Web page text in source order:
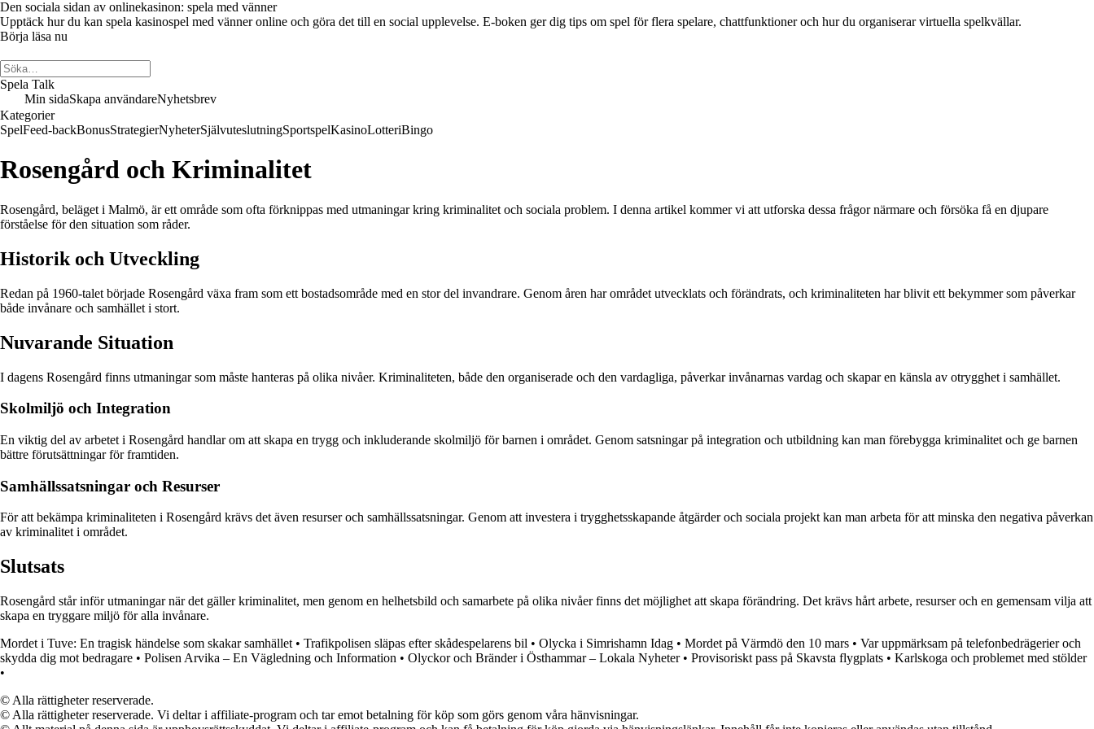
Den sociala sidan av onlinekasinon: spela med vänner
Upptäck hur du kan spela kasinospel med vänner online och göra det till en social upplevelse. E-boken ger dig tips om spel för flera spelare, chattfunktioner och hur du organiserar virtuella spelkvällar.
Börja läsa nu
Spela Talk
Min sidaSkapa användareNyhetsbrev
Kategorier
SpelFeed-backBonusStrategierNyheterSjälvuteslutningSportspelKasinoLotteriBingo
Rosengård och Kriminalitet
Rosengård, beläget i Malmö, är ett område som ofta förknippas med utmaningar kring kriminalitet och sociala problem. I denna artikel kommer vi att utforska dessa frågor närmare och försöka få en djupare
förståelse för den situation som råder.
Historik och Utveckling
Redan på 1960-talet började Rosengård växa fram som ett bostadsområde med en stor del invandrare. Genom åren har området utvecklats och förändrats, och kriminaliteten har blivit ett bekymmer som påverkar
både invånare och samhället i stort.
Nuvarande Situation
I dagens Rosengård finns utmaningar som måste hanteras på olika nivåer. Kriminaliteten, både den organiserade och den vardagliga, påverkar invånarnas vardag och skapar en känsla av otrygghet i samhället.
Skolmiljö och Integration
En viktig del av arbetet i Rosengård handlar om att skapa en trygg och inkluderande skolmiljö för barnen i området. Genom satsningar på integration och utbildning kan man förebygga kriminalitet och ge barnen
bättre förutsättningar för framtiden.
Samhällssatsningar och Resurser
För att bekämpa kriminaliteten i Rosengård krävs det även resurser och samhällssatsningar. Genom att investera i trygghetsskapande åtgärder och sociala projekt kan man arbeta för att minska den negativa påverkan
av kriminalitet i området.
Slutsats
Rosengård står inför utmaningar när det gäller kriminalitet, men genom en helhetsbild och samarbete på olika nivåer finns det möjlighet att skapa förändring. Det krävs hårt arbete, resurser och en gemensam vilja att
skapa en tryggare miljö för alla invånare.
Mordet i Tuve: En tragisk händelse som skakar samhället • Trafikpolisen släpas efter skådespelarens bil • Olycka i Simrishamn Idag • Mordet på Värmdö den 10 mars • Var uppmärksam på telefonbedrägerier och
skydda dig mot bedragare • Polisen Arvika – En Vägledning och Information • Olyckor och Bränder i Östhammar – Lokala Nyheter• Provisoriskt pass på Skavsta flygplats • Karlskoga och problemet med stölder
•
© Alla rättigheter reserverade.
© Alla rättigheter reserverade. Vi deltar i affiliate-program och tar emot betalning för köp som görs genom våra hänvisningar.